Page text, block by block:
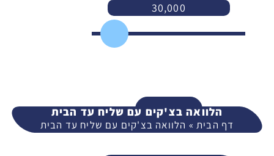
30,000
המשך
הלוואה בצ'קים עם שליח עד הבית
דף הבית » הלוואה בצ'קים עם שליח עד הבית